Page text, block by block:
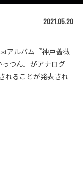
2021.05.20
アルバム『神戸薔薇
つん』がアナログ
れることが発表され